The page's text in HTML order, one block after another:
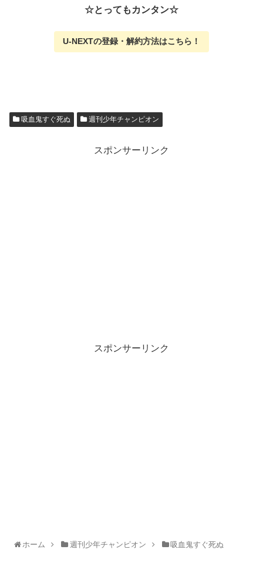
☆とってもカンタン☆
U-NEXTの登録・解約方法はこちら ！
吸血鬼すぐ死ぬ 週刊少年チャンピオン
スポンサーリンク
スポンサーリンク
ホーム 週刊少年チャンピオン 吸血鬼すぐ死ぬ